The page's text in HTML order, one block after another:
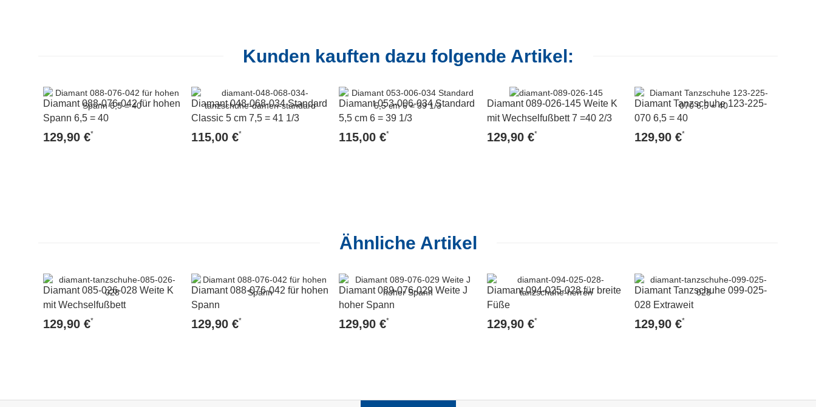
Kunden kauften dazu folgende Artikel:
Diamant 088-076-042 für hohen
Spann 6,5 = 40
129,90 €*
Diamant 048-068-034 Standard
Classic 5 cm 7,5 = 41 1/3
115,00 €*
Diamant 053-006-034 Standard
5,5 cm 6 = 39 1/3
115,00 €*
Diamant 089-026-145 Weite K
mit Wechselfußbett 7 =40 2/3
129,90 €*
Diamant Tanzschuhe 123-225-
070 6,5 = 40
129,90 €*
Ähnliche Artikel
Diamant 085-026-028 Weite K
mit Wechselfußbett
129,90 €*
Diamant 088-076-042 für hohen
Spann
129,90 €*
Diamant 089-076-029 Weite J
hoher Spann
129,90 €*
Diamant 094-025-028 für breite
Füße
129,90 €*
Diamant Tanzschuhe 099-025-
028 Extraweit
129,90 €*